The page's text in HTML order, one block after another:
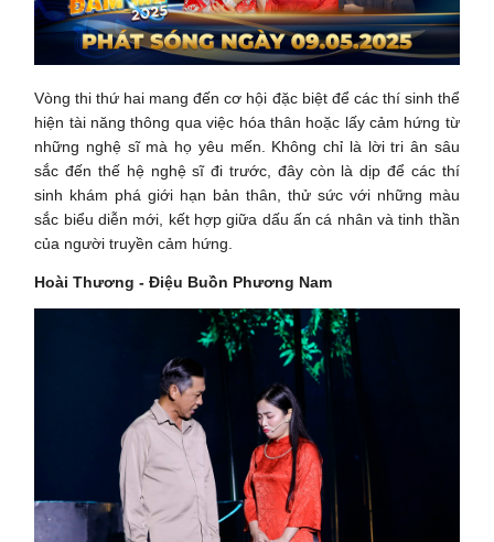
Vòng thi thứ hai mang đến cơ hội đặc biệt để các thí sinh thể
hiện tài năng thông qua việc hóa thân hoặc lấy cảm hứng từ
những nghệ sĩ mà họ yêu mến. Không chỉ là lời tri ân sâu
sắc đến thế hệ nghệ sĩ đi trước, đây còn là dịp để các thí
sinh khám phá giới hạn bản thân, thử sức với những màu
sắc biểu diễn mới, kết hợp giữa dấu ấn cá nhân và tinh thần
của người truyền cảm hứng.
Hoài Thương - Điệu Buồn Phương Nam